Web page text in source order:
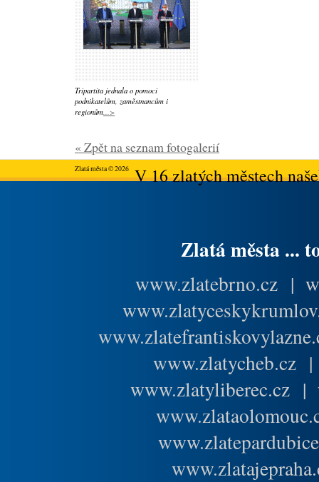
Tripartita jednala o pomoci
podnikatelům, zaměstnancům i
regionům...>
« Zpět na seznam fotogalerií
Zlatá města © 2026V 16 zlatých městech
Zlatá města ...
www.zlatebrno.cz |
www.zlatycheb.cz
www.zlatyliberec.cz |